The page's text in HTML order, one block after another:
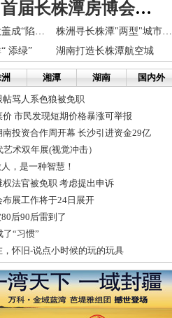
百盘特惠 首届长株潭房博会开幕
施工完成井盖没盖成“陷阱”20分钟内2个市民掉井下
株洲寻长株潭"两型"城市发展基金战略合作
添绿”
湖南打造长株潭航空城
湘潭 湖南 国内外
骂人系色狼被免职
市民发现短期价格暴涨可举报
投资合作周开幕 长沙引进资金29亿
术双年展(视觉冲击）
，是一种智慧！
法官被免职 考虑提出申诉
展工作将于24日展开
后90后雷到了
“习惯”
怀旧-说点小时候的玩的玩具